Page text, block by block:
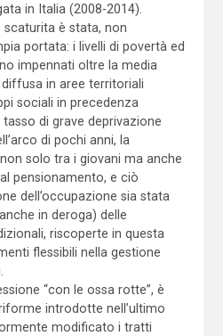
in Italia (2008-2014).
scaturita è stata, non
portata: i livelli di povertà ed
impennati oltre la media
in aree territoriali
sociali in precedenza
di grave deprivazione
di pochi anni, la
solo tra i giovani ma anche
pensionamento, e ciò
dell’occupazione sia stata
in deroga) delle
riscoperte in questa
flessibili nella gestione
“con le ossa rotte”, è
introdotte nell’ultimo
modificato i tratti